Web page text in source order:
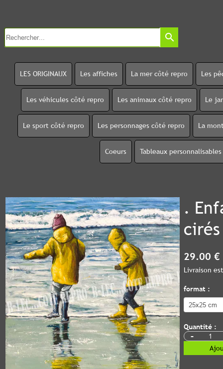
search
LES ORIGINAUX Les affiches La mer côté repro Les
Les véhicules côté repro Les animaux côté repro Le
Le sport côté repro Les personnages côté repro La
Coeurs Tableaux personnalisables
.
29.00 €
Livraison
format :
Quantité :
-